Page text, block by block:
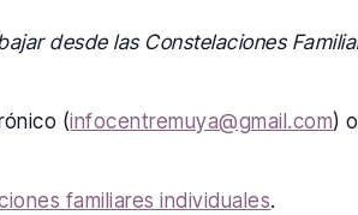
desde las Constelaciones
(infocentremuya@gmail.com)
familiares individuales.